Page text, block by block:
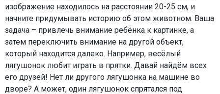
изображение находилось на расстоянии 20-25 см, и
начните придумывать историю об этом животном. Ваша
задача – привлечь внимание ребёнка к картинке, а
затем переключить внимание на другой объект,
который находится далеко. Например, весёлый
лягушонок любит играть в прятки. Давай найдём всех
его друзей! Нет ли другого лягушонка на машине во
дворе? А может, один лягушонок спрятался под